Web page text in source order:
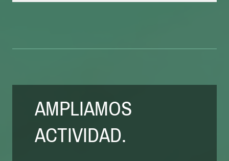
AMPLIAMOS
ACTIVIDAD.